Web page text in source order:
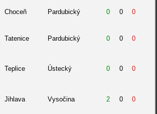
Choceň Pardubický 0 0 0
Tatenice Pardubický 0 0 0
Teplice Ústecký 0 0 0
Jihlava Vysočina 2 0 0